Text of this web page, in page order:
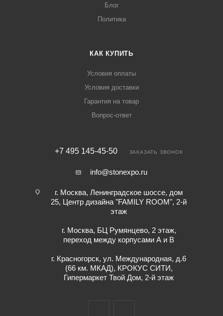
Блог
Политика
КАК КУПИТЬ
Условия оплаты
Условия доставки
Гарантия на товар
Вопрос-ответ
+7 495 145-45-50 ЗАКАЗАТЬ ЗВОНОК
info@stonexpo.ru
г. Москва, Ленинградское шоссе, дом
25, Центр дизайна "FAMILY ROOM", 2-й
этаж
г. Москва, БЦ Румянцево, 2 этаж,
переход между корпусами А и В
г. Красногорск, ул. Международная, д.6
(66 км. МКАД), КРОКУС СИТИ,
Гипермаркет Твой Дом, 2-й этаж